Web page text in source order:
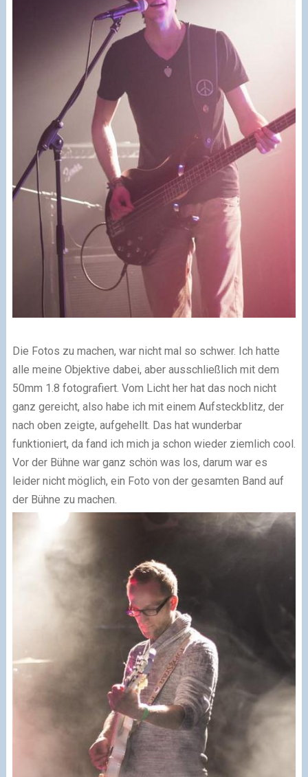
Die Fotos zu machen, war nicht mal so schwer. Ich hatte
alle meine Objektive dabei, aber ausschließlich mit dem
50mm 1.8 fotografiert. Vom Licht her hat das noch nicht
ganz gereicht, also habe ich mit einem Aufsteckblitz, der
nach oben zeigte, aufgehellt. Das hat wunderbar
funktioniert, da fand ich mich ja schon wieder ziemlich cool.
Vor der Bühne war ganz schön was los, darum war es
leider nicht möglich, ein Foto von der gesamten Band auf
der Bühne zu machen.